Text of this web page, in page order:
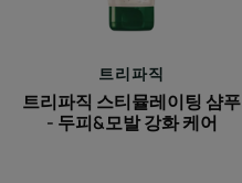
뮬
레
팅
샴
푸
트리파직
트리파직 스티뮬레이팅 샴푸
- 두피&모발 강화 케어